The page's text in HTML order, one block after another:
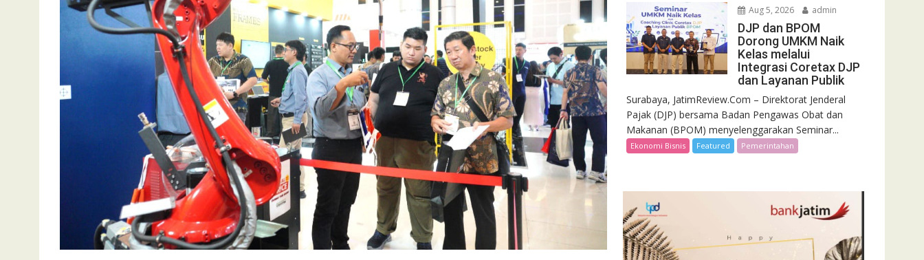
Aug 5, 2026 admin
DJP dan BPOM
Dorong UMKM Naik
Kelas melalui
Integrasi Coretax DJP
dan Layanan Publik
Surabaya, JatimReview.Com – Direktorat Jenderal
Pajak (DJP) bersama Badan Pengawas Obat dan
Makanan (BPOM) menyelenggarakan Seminar...
Ekonomi Bisnis Featured Pemerintahan